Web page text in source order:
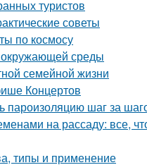
туристов
советы
по космосу
окружающей среды
семейной жизни
Концертов
пароизоляцию шаг за
на рассаду: все,
типы и применение